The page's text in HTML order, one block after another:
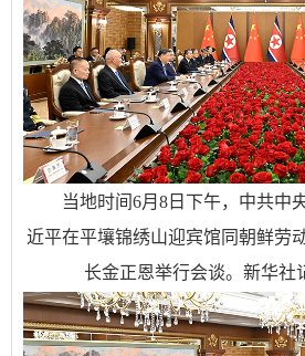
当地时间6月8日下午，中共中
近平在平壤锦绣山迎宾馆同朝鲜劳
长金正恩举行会谈。新华社